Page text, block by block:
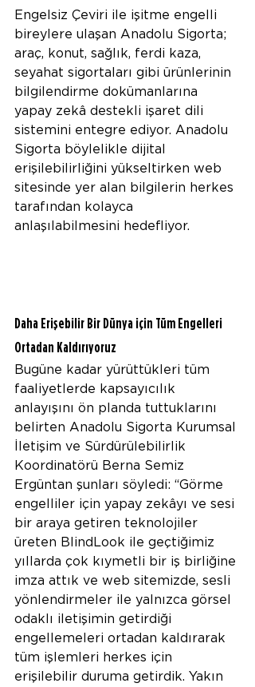
Engelsiz Çeviri ile işitme engelli
bireylere ulaşan Anadolu Sigorta;
araç, konut, sağlık, ferdi kaza,
seyahat sigortaları gibi ürünlerinin
bilgilendirme dokümanlarına
yapay zekâ destekli işaret dili
sistemini entegre ediyor. Anadolu
Sigorta böylelikle dijital
erişilebilirliğini yükseltirken web
sitesinde yer alan bilgilerin herkes
tarafından kolayca
anlaşılabilmesini hedefliyor.
Daha Erişebilir Bir Dünya için Tüm Engelleri
Ortadan Kaldırıyoruz
Bugüne kadar yürüttükleri tüm
faaliyetlerde kapsayıcılık
anlayışını ön planda tuttuklarını
belirten Anadolu Sigorta Kurumsal
İletişim ve Sürdürülebilirlik
Koordinatörü Berna Semiz
Ergüntan şunları söyledi: “Görme
engelliler için yapay zekâyı ve sesi
bir araya getiren teknolojiler
üreten BlindLook ile geçtiğimiz
yıllarda çok kıymetli bir iş birliğine
imza attık ve web sitemizde, sesli
yönlendirmeler ile yalnızca görsel
odaklı iletişimin getirdiği
engellemeleri ortadan kaldırarak
tüm işlemleri herkes için
erişilebilir duruma getirdik. Yakın